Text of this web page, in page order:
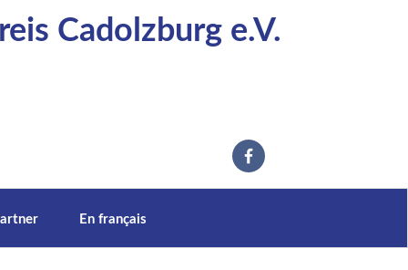
Cadolzburg e.V.
En français